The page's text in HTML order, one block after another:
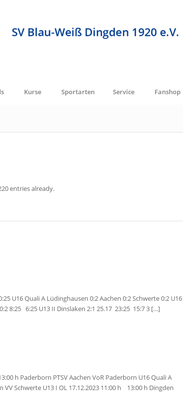
Kurse Sportarten Service Fanshop
entries already.
Quali A Lüdinghausen 0:2 Aachen 0:2 Schwerte 0:2 U16
8:25 6:25 U13 II Dinslaken 2:1 25.17 23:25 15:7 3 […]
h Paderborn PTSV Aachen VoR Paderborn U16 Quali A
VV Schwerte U13 I OL 17.12.2023 11:00 h 13:00 h Dingden